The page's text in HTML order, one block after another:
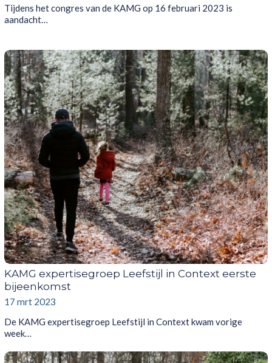
Tijdens het congres van de KAMG op 16 februari 2023 is
aandacht…
KAMG expertisegroep Leefstijl in Context eerste
bijeenkomst
17 mrt 2023
De KAMG expertisegroep Leefstijl in Context kwam vorige
week…